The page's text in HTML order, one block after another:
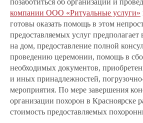
позаботиться об организации и
компании ООО «Ритуальные услуги»
готовы оказать помощь в этом
предоставляемых услуг предполагает
на дом, предоставление полной
проведению церемонии, помощь в
необходимых документов,
и иных принадлежностей,
мероприятия. По мере завершения
организации похорон в Красноярске
стоимость предоставляемых